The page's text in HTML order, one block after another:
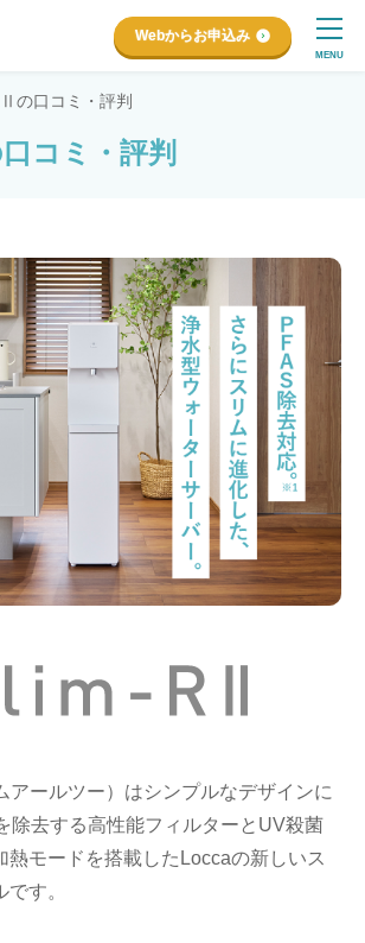
Webからお申込み
MENU
の口コミ・評判
コミ・評判
ールツー）はシンプルなデザインに
除去する高性能フィルターとUV殺菌
熱モードを搭載したLoccaの新しいス
す。